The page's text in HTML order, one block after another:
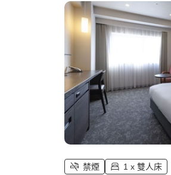
禁煙 1 x 雙人床